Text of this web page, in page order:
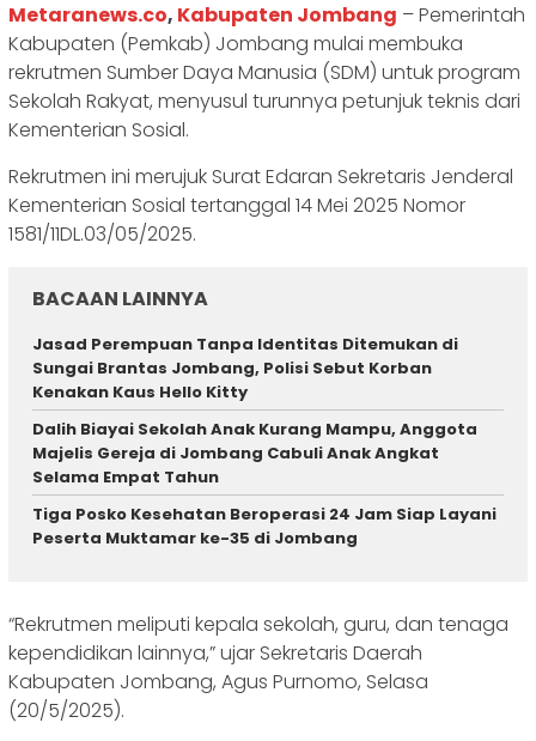
Metaranews.co, Kabupaten Jombang – Pemerintah
Kabupaten (Pemkab) Jombang mulai membuka
rekrutmen Sumber Daya Manusia (SDM) untuk program
Sekolah Rakyat, menyusul turunnya petunjuk teknis dari
Kementerian Sosial.
Rekrutmen ini merujuk Surat Edaran Sekretaris Jenderal
Kementerian Sosial tertanggal 14 Mei 2025 Nomor
1581/11DL.03/05/2025.
BACAAN LAINNYA
Jasad Perempuan Tanpa Identitas Ditemukan di
Sungai Brantas Jombang, Polisi Sebut Korban
Kenakan Kaus Hello Kitty
Dalih Biayai Sekolah Anak Kurang Mampu, Anggota
Majelis Gereja di Jombang Cabuli Anak Angkat
Selama Empat Tahun
Tiga Posko Kesehatan Beroperasi 24 Jam Siap Layani
Peserta Muktamar ke-35 di Jombang
“Rekrutmen meliputi kepala sekolah, guru, dan tenaga
kependidikan lainnya,” ujar Sekretaris Daerah
Kabupaten Jombang, Agus Purnomo, Selasa
(20/5/2025).